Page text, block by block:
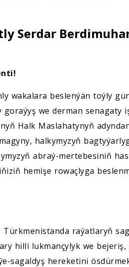
Serdar
wakalara beslenýän toýly
we derman senagaty
Halk Maslahatynyň
halkymyzyň
abraý-mertebesiniň
hemişe rowaçlyga
raýatlaryň
hilli lukmançylyk we bejeriş,
sagaldyş hereketini